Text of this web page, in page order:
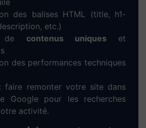
pour une expérience utilisateur
navigation fluide et un design
de votre entreprise.
pour créer votre
Lathuile
contact :Entretien à distance
àLathuilepour cerner vos
objectifs.